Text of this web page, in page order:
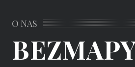
O NAS